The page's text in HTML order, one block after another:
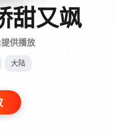
甜又飒
供播放
大陆